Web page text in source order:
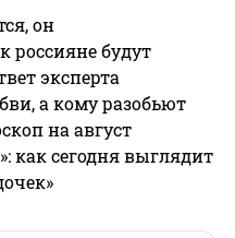
он
россияне будут
эксперта
а кому разобьют
на август
как сегодня выглядит